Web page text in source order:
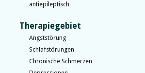
antiepileptisch
Therapiegebiet
Angststörung
Schlafstörungen
Chronische Schmerzen